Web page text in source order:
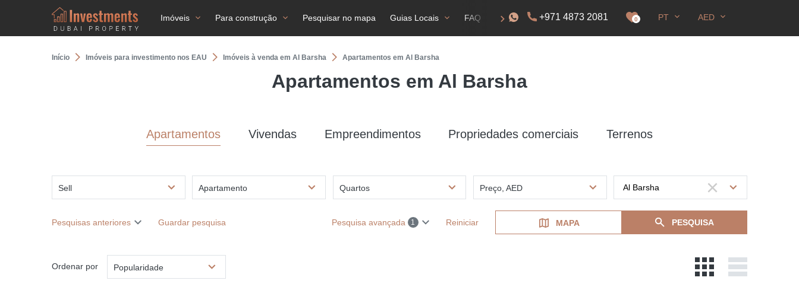
Imóveis Para construção Pesquisar no mapa Guias Locais FAQ Autorização de Residência
+971 4873 2081 0 PT AED
Início Imóveis para investimento nos EAU Imóveis à venda em Al Barsha Apartamentos em Al Barsha
Apartamentos em Al Barsha
Apartamentos Vivendas Empreendimentos Propriedades comerciais Terrenos
Sell Apartamento Quartos Preço, AED
Pesquisas anteriores Guardar pesquisa Pesquisa avançada 1 Reiniciar MAPA PESQUISA
Ordenar por Popularidade